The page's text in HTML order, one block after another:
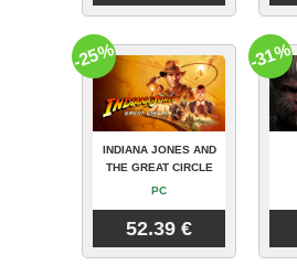
INDIANA JONES AND
THE GREAT CIRCLE
PC
52.39 €
-25% -31%